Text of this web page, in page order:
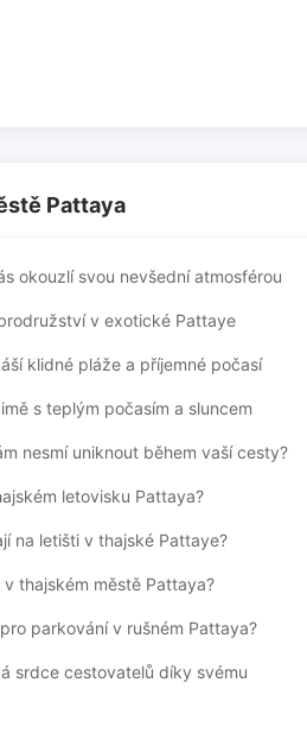
Pattaya
okouzlí svou nevšední atmosférou
v exotické Pattaye
klidné pláže a příjemné počasí
s teplým počasím a sluncem
nesmí uniknout během vaší cesty?
letovisku Pattaya?
na letišti v thajské Pattaye?
thajském městě Pattaya?
parkování v rušném Pattaya?
srdce cestovatelů díky svému